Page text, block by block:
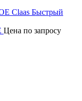
Быстрый
Цена по запросу